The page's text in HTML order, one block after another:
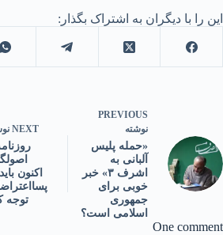
این را با دیگران به اشتراک بگذار:
PREVIOUS
نوشته
«حمله پلیس
آلبانی به
اشرف ۳» خبر
خوبی برای
جمهوری
اسلامی است؟
NEXT
اکنون
توجه
One comment